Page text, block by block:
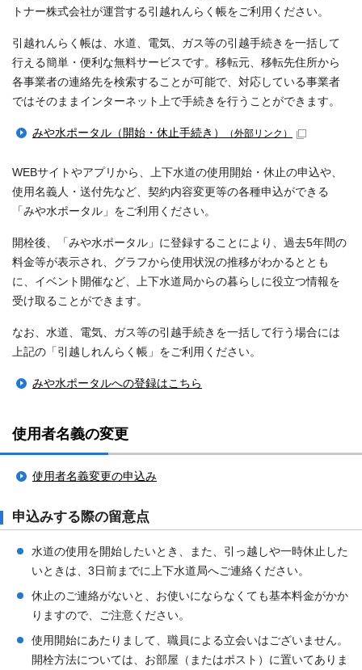
トナー株式会社が運営する引越れんらく帳をご利用ください。
引越れんらく帳は、水道、電気、ガス等の引越手続きを一括して
行える簡単・便利な無料サービスです。移転元、移転先住所から
各事業者の連絡先を検索することが可能で、対応している事業者
ではそのままインターネット上で手続きを行うことができます。
みや水ポータル（開始・休止手続き） （外部リンク）
WEBサイトやアプリから、上下水道の使用開始・休止の申込や、
使用名義人・送付先など、契約内容変更等の各種申込ができる
「みや水ポータル」をご利用ください。
開栓後、「みや水ポータル」に登録することにより、過去5年間の
料金等が表示され、グラフから使用状況の推移がわかるととも
に、イベント開催など、上下水道局からの暮らしに役立つ情報を
受け取ることができます。
なお、水道、電気、ガス等の引越手続きを一括して行う場合には
上記の「引越しれんらく帳」をご利用ください。
みや水ポータルへの登録はこちら
使用者名義の変更
使用者名義変更の申込み
申込みする際の留意点
水道の使用を開始したいとき、また、引っ越しや一時休止した
いときは、3日前までに上下水道局へご連絡ください。
休止のご連絡がないと、お使いにならなくても基本料金がかか
りますので、ご注意ください。
使用開始にあたりまして、職員による立会いはございません。
開栓方法については、お部屋（またはポスト）に置いてありま